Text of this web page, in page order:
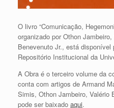
O livro “Comunicação,
organizado por Othon
Benevenuto Jr., está disponível
Repositório Institucional da
A Obra é o terceiro volume da
conta com artigos de Armand
Simis, Othon Jambeiro, Valério
pode ser baixado aqui.